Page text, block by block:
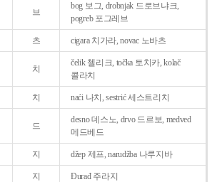
브
bog 보그, drobnjak 드로브냐크,
pogreb 포그레브
츠 cigara 치가라, novac 노바츠
치
čelik 첼리크, točka 토치카, kolač
콜라치
치 naći 나치, sestrić 세스트리치
드
desno 데스노, drvo 드르보, medved
메드베드
지 džep 제프, narudžba 나루지바
지 Ðurađ 주라지